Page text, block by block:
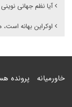
آیا نظم جهانی
اوکراین بهانه
خاورمیانه پرونده